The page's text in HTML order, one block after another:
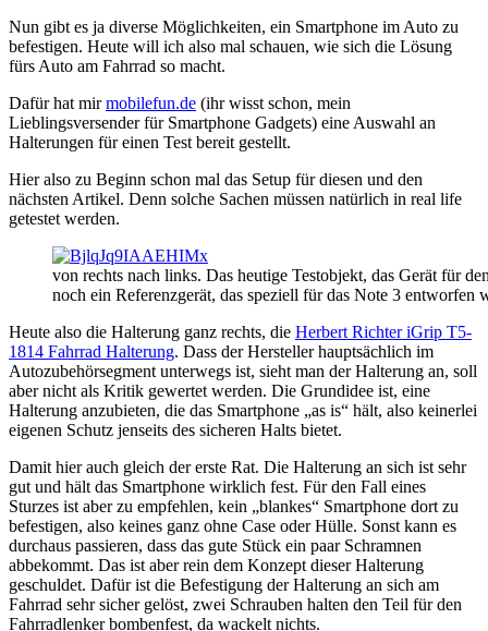
Nun gibt es ja diverse Möglichkeiten, ein Smartphone im Auto zu
befestigen. Heute will ich also mal schauen, wie sich die Lösung
fürs Auto am Fahrrad so macht.
Dafür hat mirmobilefun.de (ihr wisst schon, mein
Lieblingsversender für Smartphone Gadgets) eine Auswahl an
Halterungen für einen Test bereit gestellt.
Hier also zu Beginn schon mal das Setup für diesen und den
nächsten Artikel. Denn solche Sachen müssen natürlich in real life
getestet werden.
von rechts nach links. Das heutige Testobjekt, das Gerät für
noch ein Referenzgerät, das speziell für das Note 3 entworfen
Heute also die Halterung ganz rechts, die Herbert Richter iGrip T5-
1814 Fahrrad Halterung. Dass der Hersteller hauptsächlich im
Autozubehörsegment unterwegs ist, sieht man der Halterung an, soll
aber nicht als Kritik gewertet werden. Die Grundidee ist, eine
Halterung anzubieten, die das Smartphone „as is“ hält, also keinerlei
eigenen Schutz jenseits des sicheren Halts bietet.
Damit hier auch gleich der erste Rat. Die Halterung an sich ist sehr
gut und hält das Smartphone wirklich fest. Für den Fall eines
Sturzes ist aber zu empfehlen, kein „blankes“ Smartphone dort zu
befestigen, also keines ganz ohne Case oder Hülle. Sonst kann es
durchaus passieren, dass das gute Stück ein paar Schramnen
abbekommt. Das ist aber rein dem Konzept dieser Halterung
geschuldet. Dafür ist die Befestigung der Halterung an sich am
Fahrrad sehr sicher gelöst, zwei Schrauben halten den Teil für den
Fahrradlenker bombenfest, da wackelt nichts.